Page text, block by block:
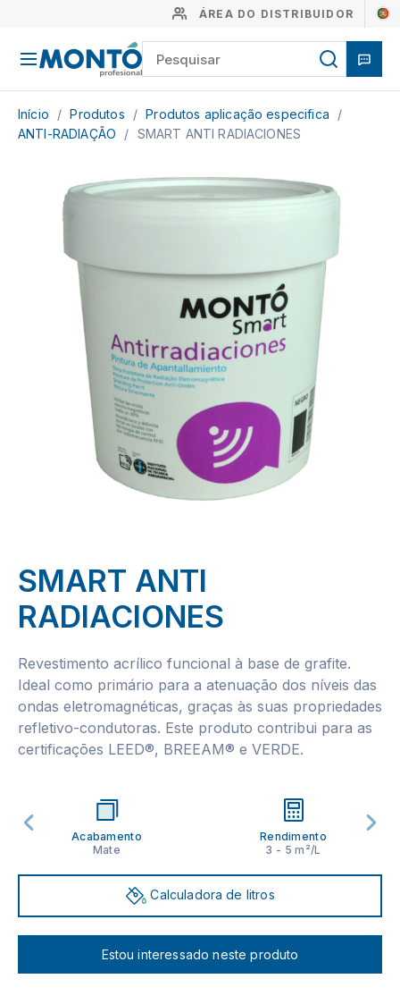
ÁREA DO DISTRIBUIDOR
Início / Produtos / Produtos aplicação especifica
/
ANTI-RADIAÇÃO
/ SMART ANTI RADIACIONES
SMART ANTI
RADIACIONES
Revestimento acrílico funcional à base de grafite.
Ideal como primário para a atenuação dos níveis das
ondas eletromagnéticas, graças às suas propriedades
refletivo-condutoras. Este produto contribui para as
certificações LEED®, BREEAM® e VERDE.
Acabamento
Mate
Rendimento
3 - 5 m²/L
Calculadora de litros
Estou interessado neste produto